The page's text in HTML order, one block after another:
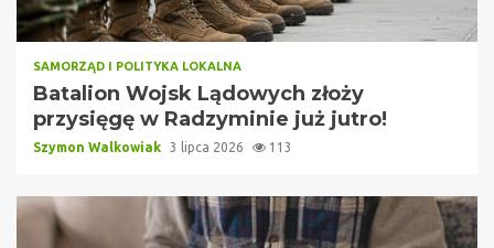
SAMORZĄD I POLITYKA LOKALNA
Batalion Wojsk Lądowych złoży
przysięgę w Radzyminie już jutro!
Szymon Walkowiak 3 lipca 2026 113